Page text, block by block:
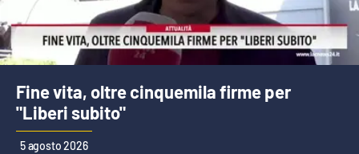
Fine vita, oltre cinquemila firme per
"Liberi subito"
5 agosto 2026